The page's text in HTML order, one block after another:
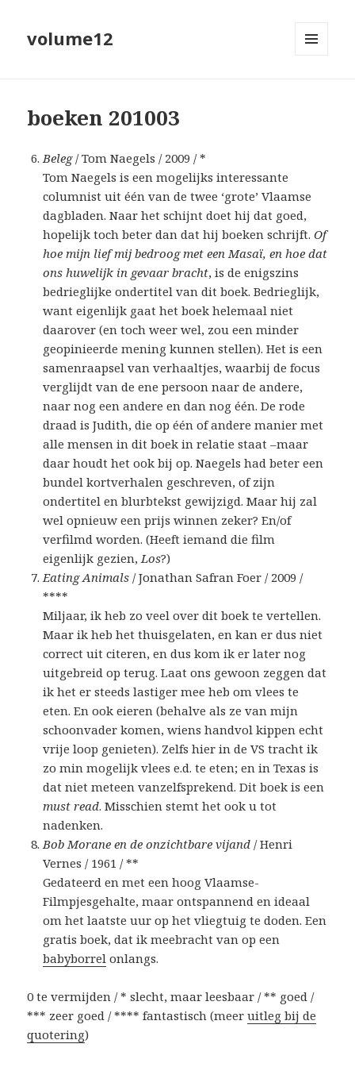
volume12
boeken 201003
Beleg/ Tom Naegels / 2009 / *
Tom Naegels is een mogelijks interessante
columnist uit één van de twee ‘grote’ Vlaamse
dagbladen. Naar het schijnt doet hij dat goed,
hopelijk toch beter dan dat hij boeken schrijft.Of
hoe mijn lief mij bedroog met een Masaï, en hoe dat
ons huwelijk in gevaar bracht, is de enigszins
bedrieglijke ondertitel van dit boek. Bedrieglijk,
want eigenlijk gaat het boek helemaal niet
daarover (en toch weer wel, zou een minder
geopinieerde mening kunnen stellen). Het is een
samenraapsel van verhaaltjes, waarbij de focus
verglijdt van de ene persoon naar de andere,
naar nog een andere en dan nog één. De rode
draad is Judith, die op één of andere manier met
alle mensen in dit boek in relatie staat –maar
daar houdt het ook bij op. Naegels had beter een
bundel kortverhalen geschreven, of zijn
ondertitel en blurbtekst gewijzigd. Maar hij zal
wel opnieuw een prijs winnen zeker? En/of
verfilmd worden. (Heeft iemand die film
eigenlijk gezien,Los?)
Eating Animals / Jonathan Safran Foer / 2009 /
****
Miljaar, ik heb zo veel over dit boek te vertellen.
Maar ik heb het thuisgelaten, en kan er dus niet
correct uit citeren, en dus kom ik er later nog
uitgebreid op terug. Laat ons gewoon zeggen dat
ik het er steeds lastiger mee heb om vlees te
eten. En ook eieren (behalve als ze van mijn
schoonvader komen, wiens handvol kippen echt
vrije loop genieten). Zelfs hier in de VS tracht ik
zo min mogelijk vlees e.d. te eten; en in Texas is
dat niet meteen vanzelfsprekend. Dit boek is een
must read. Misschien stemt het ook u tot
nadenken.
Bob Morane en de onzichtbare vijand / Henri
Vernes / 1961 / **
Gedateerd en met een hoog Vlaamse-
Filmpjesgehalte, maar ontspannend en ideaal
om het laatste uur op het vliegtuig te doden. Een
gratis boek, dat ik meebracht van op een
babyborrel onlangs.
0 te vermijden / * slecht, maar leesbaar / ** goed /
*** zeer goed / **** fantastisch (meeruitleg bij de
quotering)